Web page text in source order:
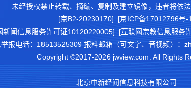
未经授权禁止转载、摘编、复制及建立镜像，违者将依
[京B2-20230170] [京ICP备17012796号-
新闻信息服务许可证10120220005]
[互联网宗教信息服务
报电话：18513525309 报料邮箱（可文字、音视频）：
Copyright ©2017-2026 jwview.com. All Rights
北京中新经闻信息科技有限公司